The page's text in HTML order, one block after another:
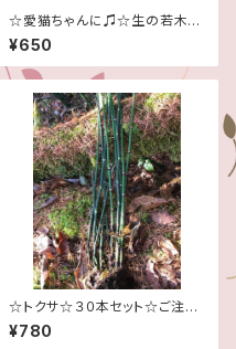
☆愛猫ちゃんに♫☆生の若木☆
季節限定です！☆１５本セット☆
¥650
☆トクサ☆３０本セット☆ご注文
頂いてから採取させて頂きます
☆
¥780